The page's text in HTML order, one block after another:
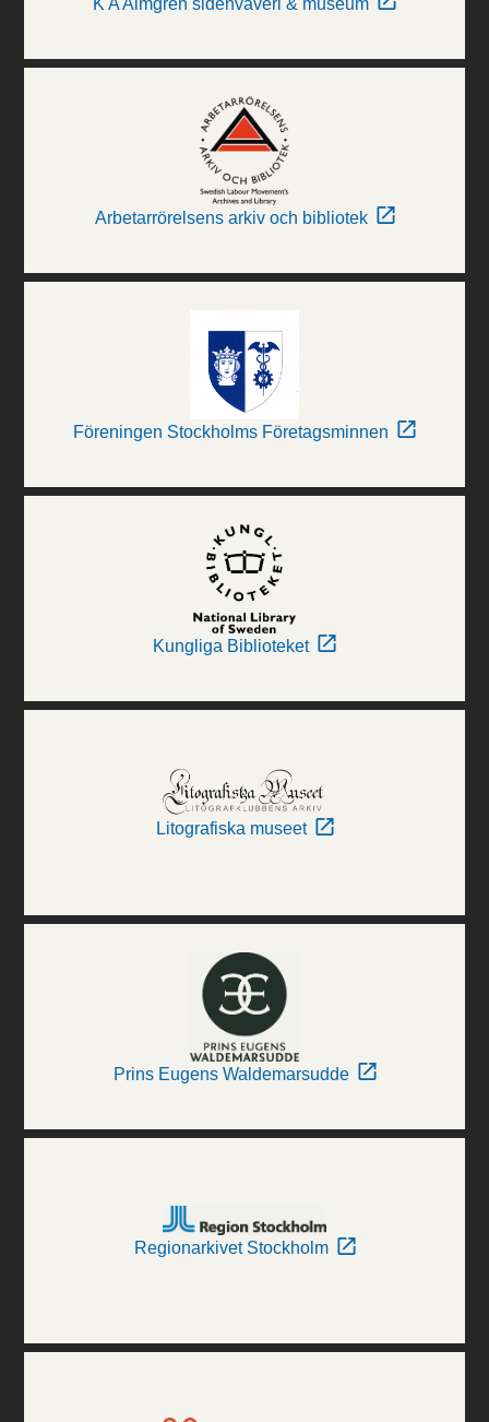
Arbetarrörelsens arkiv och bibliotek
Föreningen Stockholms Företagsminnen
Kungliga Biblioteket
Litografiska museet
Prins Eugens Waldemarsudde
Regionarkivet Stockholm